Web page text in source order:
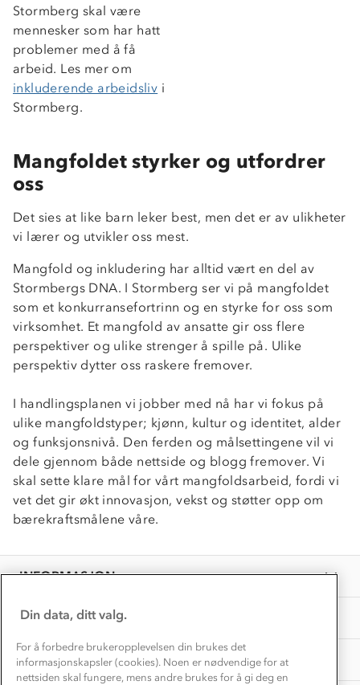
Stormberg skal være
mennesker som har hatt
problemer med å få
arbeid. Les mer om
inkluderende arbeidsliv i
Stormberg.
Mangfoldet styrker og utfordrer
oss
Det sies at like barn leker best, men det er av ulikheter
vi lærer og utvikler oss mest.
Mangfold og inkludering har alltid vært en del av
Stormbergs DNA. I Stormberg ser vi på mangfoldet
som et konkurransefortrinn og en styrke for oss som
virksomhet. Et mangfold av ansatte gir oss flere
perspektiver og ulike strenger å spille på. Ulike
perspektiv dytter oss raskere fremover.
I handlingsplanen vi jobber med nå har vi fokus på
ulike mangfoldstyper; kjønn, kultur og identitet, alder
og funksjonsnivå. Den ferden og målsettingene vil vi
dele gjennom både nettside og blogg fremover. Vi
skal sette klare mål for vårt mangfoldsarbeid, fordi vi
vet det gir økt innovasjon, vekst og støtter opp om
bærekraftsmålene våre.
INFORMASJON
Kundeservice
Kontakt oss
Konkurransevinnere
Kundeklubb
Våre butikker
Bedrift, barnehage og SFO
Presse
OM OSS
Om Stormberg
Verdigrunnlag
Klima og miljø
Etisk handel
Dyreetikk
1% til samfunnet
Inkludering
Materialer
Samarbeide med oss?
TIPS OG RÅD
Trelagsprinsippet barn
Dette trenger du til barnehagen
Gravidklær
Hvordan velge riktig turtøy?
Vask og vedlikehold
Store størrelser
Turmat oppskrifter
Beredskap
Norgesferie 🇳🇴
Få turinspirasjon og tips her⛰
Overnatte utendørs⛺
Leirskole 🥾
Barnehageansatt
Din data, ditt valg.
For å forbedre brukeropplevelsen din brukes det
informasjonskapsler (cookies). Noen er nødvendige for at
nettsiden skal fungere, mens andre brukes for å gi deg en